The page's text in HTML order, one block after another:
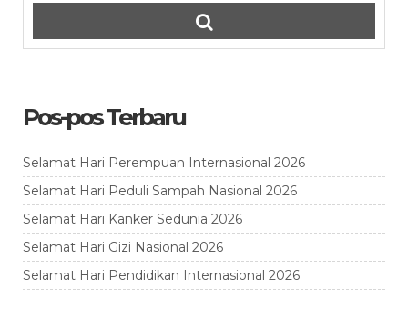
Pos-pos Terbaru
Selamat Hari Perempuan Internasional 2026
Selamat Hari Peduli Sampah Nasional 2026
Selamat Hari Kanker Sedunia 2026
Selamat Hari Gizi Nasional 2026
Selamat Hari Pendidikan Internasional 2026